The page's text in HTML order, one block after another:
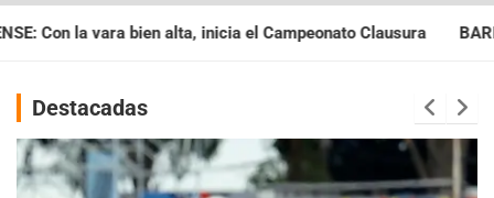
Campeonato Clausura BARILOCHENSE: Preparan una
Destacadas